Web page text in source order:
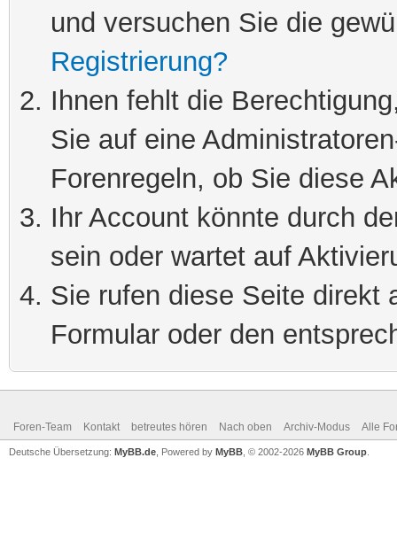
und versuchen Sie die
Registrierung?
Ihnen fehlt die
Sie auf eine
Forenregeln, ob Sie diese
Ihr Account könnte durch
sein oder wartet auf
Sie rufen diese Seite direkt
Formular oder den
Foren-Team Kontakt betreutes hören Nach oben Archiv-Modus Alle
Deutsche Übersetzung: MyBB.de , Powered by MyBB , © 2002-2026 MyBB Group